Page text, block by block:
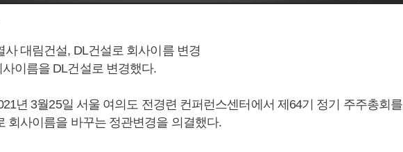
대림건설, DL건설로 회사이름 변경
이름을 DL건설로 변경했다.
년 3월25일 서울 여의도 전경련 컨퍼런스센터에서 제64기 정기 주주총회를
회사이름을 바꾸는 정관변경을 의결했다.